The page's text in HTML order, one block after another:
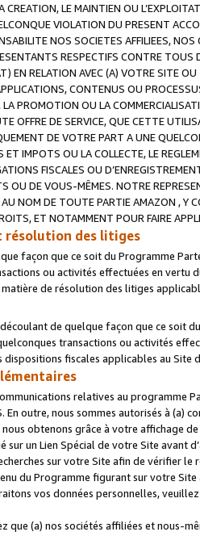
CREATION, LE MAINTIEN OU
VIOLATION DU PRESENT
NOS SOCIETES AFFILIEES,
RESPECTIFS CONTRE
EN RELATION AVEC (A) VOTRE SITE
CONTENUS OU
PROMOTION OU LA
OFFRE DE SERVICE, QUE CETTE
DE VOTRE PART A UNE
ET IMPOTS OU LA COLLECTE, LE
FISCALES OU
OU DE VOUS-MÊMES. NOTRE
NOM DE TOUTE PARTIE AMAZON , Y
ET NOTAMMENT POUR FAIRE
résolution des litiges
façon que ce soit du Programme
ou activités effectuées en vertu
de résolution des litiges
de quelque façon que ce soit
transactions ou activités
fiscales applicables au Site
relatives au programme
En outre, nous sommes autorisés à
obtenons grâce à votre affichage
sur un Lien Spécial de votre Site avant
sur votre Site afin de vérifier
du Programme figurant sur votre
vos données personnelles,
que (a) nos sociétés affiliées et nous-